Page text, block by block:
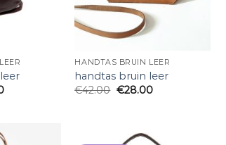
HANDTAS BRUIN LEER
handtas bruin leer
€42.00 €28.00